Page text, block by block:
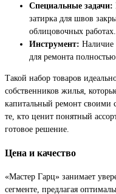
Специальные задачи:
затирка для швов
облицовочных работах.
Инструмент: Наличие
для ремонта
Такой набор товаров
собственников жилья,
капитальный ремонт своими
те, кто ценит понятный
готовое решение.
Цена и качество
«Мастер Гарц» занимает
сегменте, предлагая